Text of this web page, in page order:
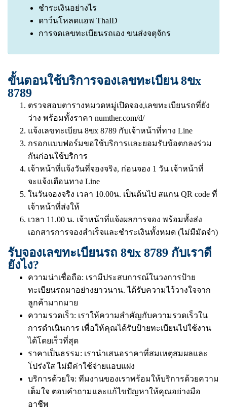
ชำระเงินอย่างไร
ดาว์นโหลดแอพ ThaID
การจดเลขทะเบียนรถเอง ขนส่งจตุจักร
ขั้นตอนใช้บริการจองเลขทะเบียน 8ขx
8789
ตรวจสอบตารางหมวดหมู่เปิดจอง,เลขทะเบียนรถที่ยัง
ว่าง พร้อมทั้งราคา numther.com/d/
แจ้งเลขทะเบียน 8ขx 8789 กับเจ้าหน้าที่ทาง Line
กรอกแบบฟอร์มขอใช้บริการและยอมรับข้อตกลงร่วม
กันก่อนใช้บริการ
เจ้าหน้าที่แจ้งวันที่จองจริง, ก่อนจอง 1 วัน เจ้าหน้าที่
จะแจ้งเตือนทาง Line
ในวันจองจริง เวลา 10.00น. เป็นต้นไป สแกน QR code ที่
เจ้าหน้าที่ส่งให้
เวลา 11.00 น. เจ้าหน้าที่แจ้งผลการจอง พร้อมทั้งส่ง
เอกสารการจองสำเร็จและชำระเงินทั้งหมด (ไม่มีมัดจำ)
รับจองเลขทะเบียนรถ 8ขx 8789 กับเราดี
ยังไง?
ความน่าเชื่อถือ: เรามีประสบการณ์ในวงการป้าย
ทะเบียนรถมาอย่างยาวนาน. ได้รับความไว้วางใจจาก
ลูกค้ามากมาย
ความรวดเร็ว: เราให้ความสำคัญกับความรวดเร็วใน
การดำเนินการ เพื่อให้คุณได้รับป้ายทะเบียนไปใช้งาน
ได้โดยเร็วที่สุด
ราคาเป็นธรรม: เรานำเสนอราคาที่สมเหตุสมผลและ
โปร่งใส ไม่มีค่าใช้จ่ายแอบแฝง
บริการด้วยใจ: ทีมงานของเราพร้อมให้บริการด้วยความ
เต็มใจ ตอบคำถามและแก้ไขปัญหาให้คุณอย่างมือ
อาชีพ